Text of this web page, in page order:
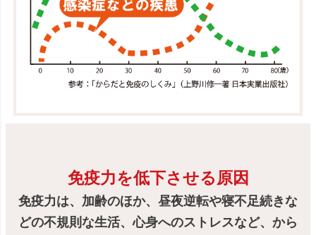
免疫力を低下させる原因
免疫力は、加齢のほか、昼夜逆転や寝不足続きな
どの不規則な生活、心身へのストレスなど、から